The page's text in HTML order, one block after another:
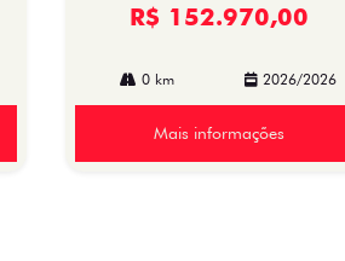
R$ 152.970,00
0 km 2026/2026
Mais informações